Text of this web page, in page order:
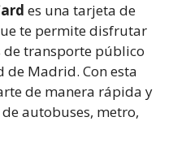
es una tarjeta de
te permite disfrutar
transporte público
Madrid. Con esta
de manera rápida y
autobuses, metro,